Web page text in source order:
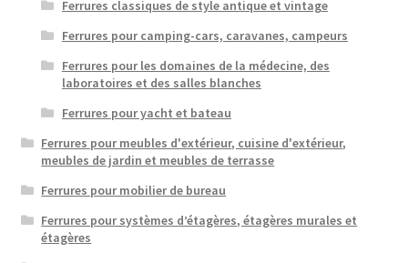
Ferrures classiques de style antique et vintage
Ferrures pour camping-cars, caravanes, campeurs
Ferrures pour les domaines de la médecine, des
laboratoires et des salles blanches
Ferrures pour yacht et bateau
Ferrures pour meubles d'extérieur, cuisine d'extérieur,
meubles de jardin et meubles de terrasse
Ferrures pour mobilier de bureau
Ferrures pour systèmes d’étagères, étagères murales et
étagères